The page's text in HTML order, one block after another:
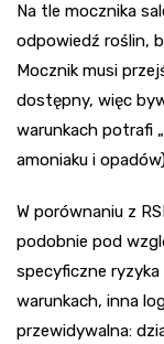
Na tle mocznika
odpowiedź roślin,
Mocznik musi
dostępny, więc
warunkach potrafi
amoniaku i
W porównaniu z
podobnie pod
specyficzne
warunkach, inna
przewidywalna: